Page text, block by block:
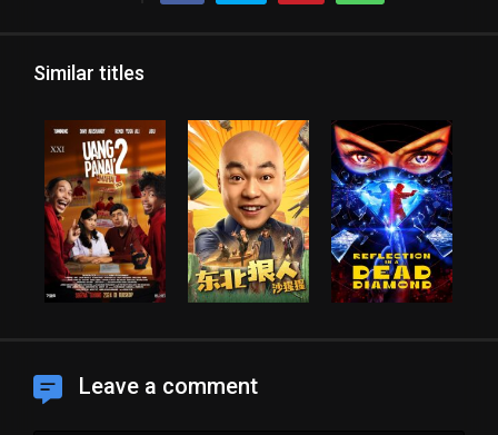
Similar titles
Leave a comment